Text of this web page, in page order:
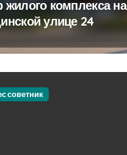
жилого комплекса на
улице 24
советник